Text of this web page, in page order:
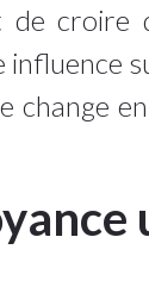
de
influence
change